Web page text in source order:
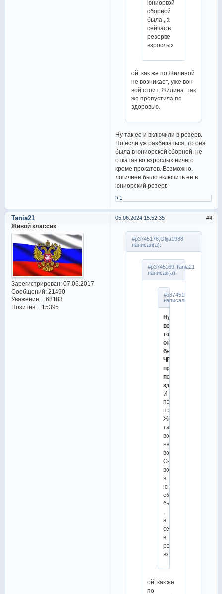
юниоркой
сборной
была , а
сейчас в
резерве
взрослых
ой, как же по Жилиной
не возникает, уже вон
вой стоит, Жилина так
же пропустила по
здоровью.
Ну так ее и включили в резерв.
Но если уж разбираться, то она
была в юниорской сборной, не
откатав во взрослых ничего
кроме прокатов. Возможно,
логичнее было включить ее в
юниорский резерв
+1
4
05.06.2024 15:52:35
Tania21
Живой классик
Зарегистрирован: 07.06.2017
Сообщений:21490
Уважение: +68183
Позитив: +15395
#p3745176,Olga1988
написал(а):
#p3745169,Tania21
написал(а):
#p3745151,Olga1988
написал(а):
Ну
вообще-
то
она
была
ЧР,
пропустила
по
здоровью.
И
почему
по
Жилиной
таких
вопросов
не
возникает?
Она
вообще
в
юниоркой
сборной
была
а
сейчас
в
резерве
взрослых
ой, как же
по